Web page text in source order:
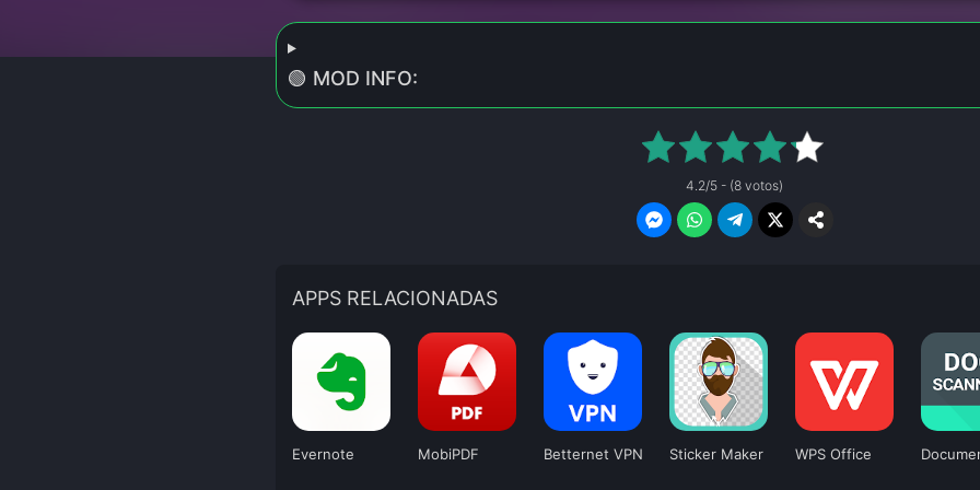
🟢 MOD INFO:
4.2/5 - (8 votos)
APPS RELACIONADAS
Evernote MobiPDF Betternet VPN Sticker Maker WPS Office